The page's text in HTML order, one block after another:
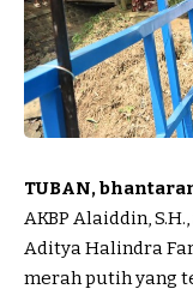
TUBAN,
AKBP Alaiddin,
Aditya Halindra
merah putih yang